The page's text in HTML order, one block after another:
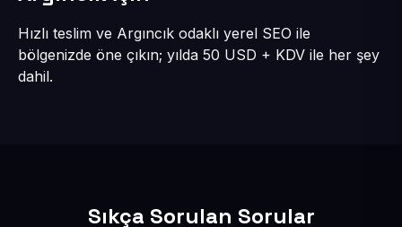
Hızlı teslim ve Argıncık odaklı yerel SEO ile
bölgenizde öne çıkın; yılda 50 USD + KDV ile her şey
dahil.
Sıkça Sorulan Sorular